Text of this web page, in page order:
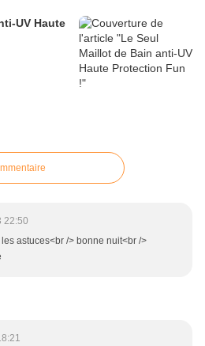
UV Haute
22:50
astuces<br /> bonne nuit<br />